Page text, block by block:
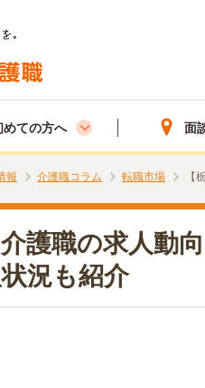
めての方へ 面
報 介護職コラム 転職市場 【
介護職の求人動
況も紹介